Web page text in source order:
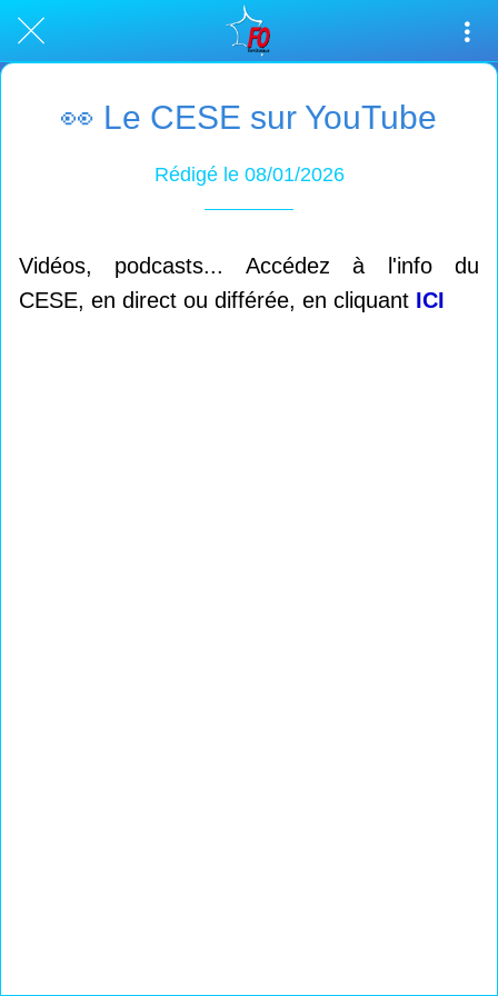
👀 Le CESE sur YouTube
Rédigé le 08/01/2026
Vidéos, podcasts... Accédez à l'info du
CESE, en direct ou différée, en cliquant ICI